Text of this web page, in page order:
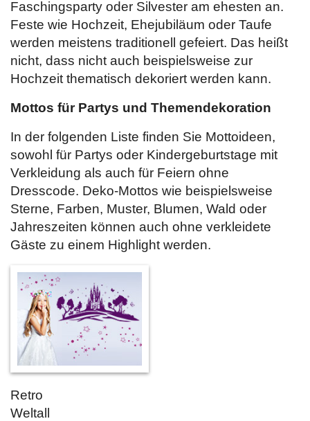
Faschingsparty oder Silvester am ehesten an.
Feste wie Hochzeit, Ehejubiläum oder Taufe
werden meistens traditionell gefeiert. Das heißt
nicht, dass nicht auch beispielsweise zur
Hochzeit thematisch dekoriert werden kann.
Mottos für Partys und Themendekoration
In der folgenden Liste finden Sie Mottoideen,
sowohl für Partys oder Kindergeburtstage mit
Verkleidung als auch für Feiern ohne
Dresscode. Deko-Mottos wie beispielsweise
Sterne, Farben, Muster, Blumen, Wald oder
Jahreszeiten können auch ohne verkleidete
Gäste zu einem Highlight werden.
Retro
Weltall